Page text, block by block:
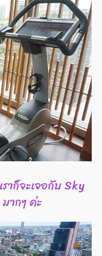
าก็จะเจอกับ Sky
ากๆ ค่ะ